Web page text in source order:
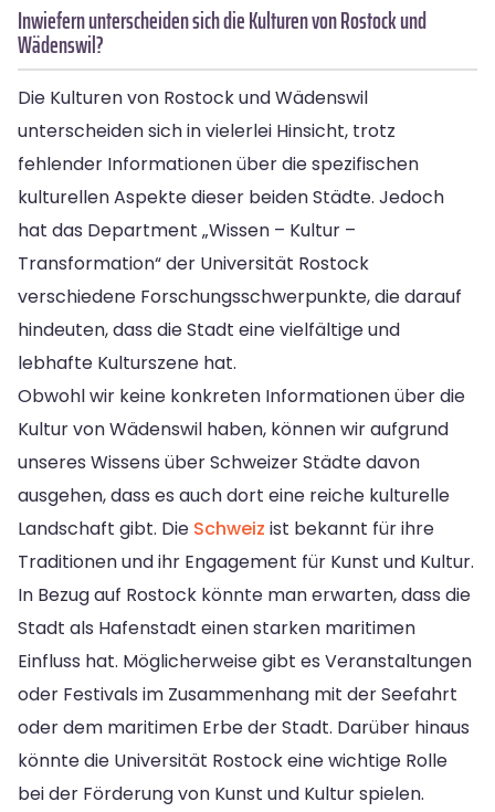
Inwiefern unterscheiden sich die Kulturen von Rostock und
Wädenswil?
Die Kulturen von Rostock und Wädenswil
unterscheiden sich in vielerlei Hinsicht, trotz
fehlender Informationen über die spezifischen
kulturellen Aspekte dieser beiden Städte. Jedoch
hat das Department „Wissen – Kultur –
Transformation“ der Universität Rostock
verschiedene Forschungsschwerpunkte, die darauf
hindeuten, dass die Stadt eine vielfältige und
lebhafte Kulturszene hat.
Obwohl wir keine konkreten Informationen über die
Kultur von Wädenswil haben, können wir aufgrund
unseres Wissens über Schweizer Städte davon
ausgehen, dass es auch dort eine reiche kulturelle
Landschaft gibt. Die Schweiz ist bekannt für ihre
Traditionen und ihr Engagement für Kunst und Kultur.
In Bezug auf Rostock könnte man erwarten, dass die
Stadt als Hafenstadt einen starken maritimen
Einfluss hat. Möglicherweise gibt es Veranstaltungen
oder Festivals im Zusammenhang mit der Seefahrt
oder dem maritimen Erbe der Stadt. Darüber hinaus
könnte die Universität Rostock eine wichtige Rolle
bei der Förderung von Kunst und Kultur spielen.